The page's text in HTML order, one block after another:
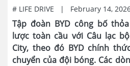
# LIFE DRIVE | February 14,
Tập đoàn BYD công bố
lược toàn cầu với Câu lạc
City, theo đó BYD chính
chuyển của đội bóng. Các